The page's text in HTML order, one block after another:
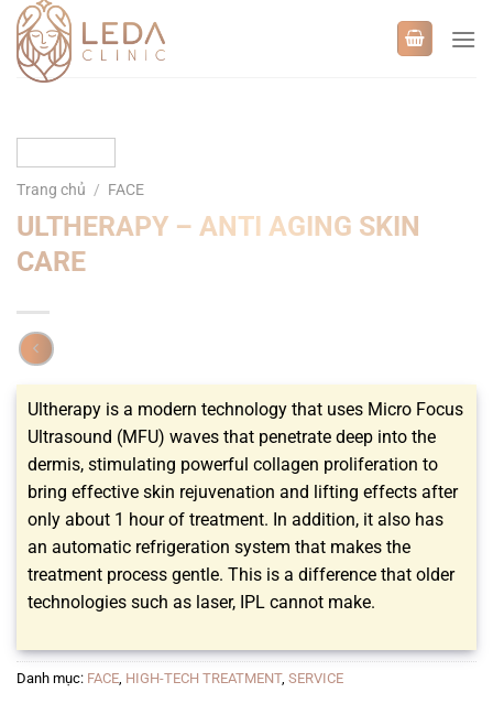
Bỏ
qua
nội
Trang chủ / FACE
ULTHERAPY – ANTI AGING SKIN
CARE
Ultherapy is a modern technology that uses Micro Focus
Ultrasound (MFU) waves that penetrate deep into the
dermis, stimulating powerful collagen proliferation to
bring effective skin rejuvenation and lifting effects after
only about 1 hour of treatment. In addition, it also has
an automatic refrigeration system that makes the
treatment process gentle. This is a difference that older
technologies such as laser, IPL cannot make.
Danh mục: FACE HIGH-TECH TREATMENT, SERVICE